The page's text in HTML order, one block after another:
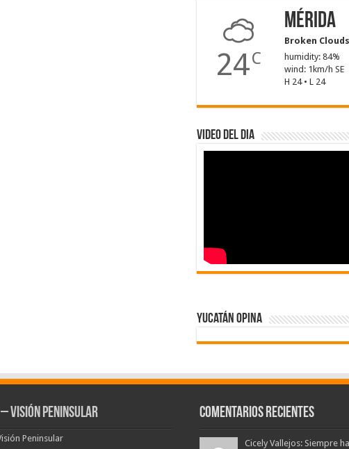
24C
Mérida
Broken Clouds
humidity: 84%
wind: 1km/h SE
H 24 • L 24
Video del dia
Yucatán Opina
Visión Peninsular
Peninsular
Comentarios Recientes
Cicely Vallejos: Siempre